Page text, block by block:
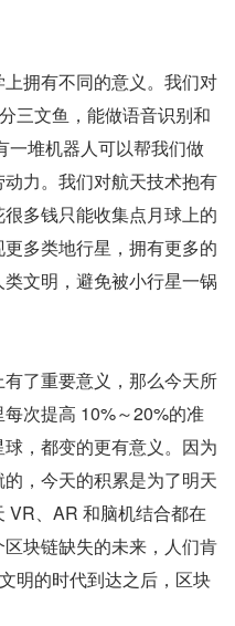
拥有不同的意义。我们对
三文鱼，能做语音识别和
一堆机器人可以帮我们做
力。我们对航天技术抱有
多钱只能收集点月球上的
多类地行星，拥有更多的
文明，避免被小行星一锅
了重要意义，那么今天所
次提高 10%～20%的准
，都变的更有意义。因为
，今天的积累是为了明天
VR、AR 和脑机结合都在
块链缺失的未来，人们肯
明的时代到达之后，区块